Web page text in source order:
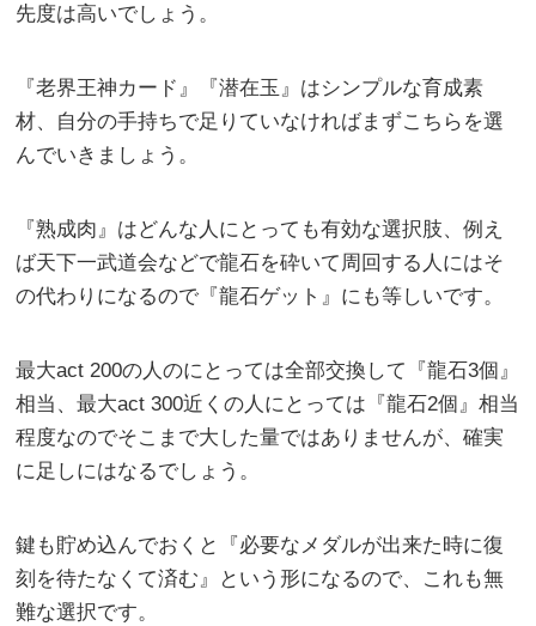
先度は高いでしょう。
『老界王神カード』『潜在玉』はシンプルな育成素
材、自分の手持ちで足りていなければまずこちらを選
んでいきましょう。
『熟成肉』はどんな人にとっても有効な選択肢、例え
ば天下一武道会などで龍石を砕いて周回する人にはそ
の代わりになるので『龍石ゲット』にも等しいです。
最大act 200の人のにとっては全部交換して『龍石3個』
相当、最大act 300近くの人にとっては『龍石2個』相当
程度なのでそこまで大した量ではありませんが、確実
に足しにはなるでしょう。
鍵も貯め込んでおくと『必要なメダルが出来た時に復
刻を待たなくて済む』という形になるので、これも無
難な選択です。